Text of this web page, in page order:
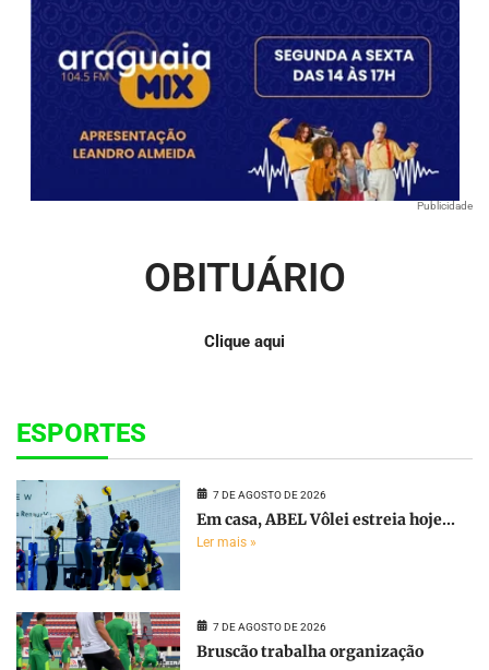
Publicidade
OBITUÁRIO
Clique aqui
ESPORTES
7 DE AGOSTO DE 2026
Em casa, ABEL Vôlei estreia hoje...
Ler mais »
7 DE AGOSTO DE 2026
Bruscão trabalha organização